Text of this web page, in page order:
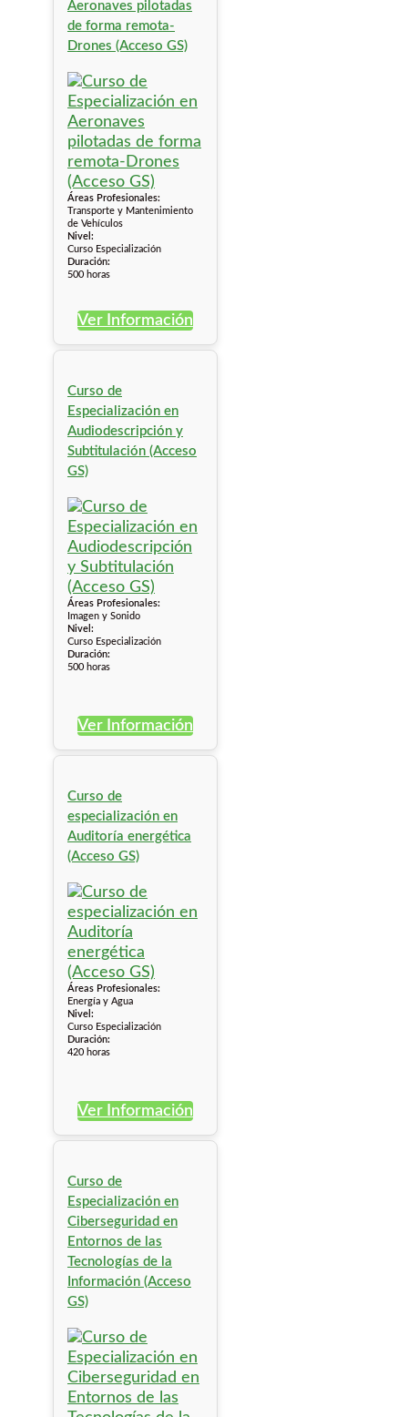
Aeronaves pilotadas
de forma remota-
Drones (Acceso GS)
Áreas Profesionales:
Transporte y Mantenimiento
de Vehículos
Nivel:
Curso Especialización
Duración:
500 horas
Ver Información
Curso de
Especialización en
Audiodescripción y
Subtitulación (Acceso
GS)
Áreas Profesionales:
Imagen y Sonido
Nivel:
Curso Especialización
Duración:
500 horas
Ver Información
Curso de
especialización en
Auditoría energética
(Acceso GS)
Áreas Profesionales:
Energía y Agua
Nivel:
Curso Especialización
Duración:
420 horas
Ver Información
Curso de
Especialización en
Ciberseguridad en
Entornos de las
Tecnologías de la
Información (Acceso
GS)